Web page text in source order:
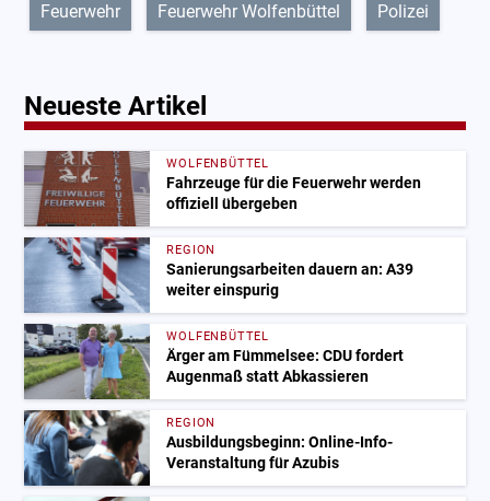
Feuerwehr Feuerwehr Wolfenbüttel Polizei
Neueste Artikel
WOLFENBÜTTEL
Fahrzeuge für die Feuerwehr werden
offiziell übergeben
REGION
Sanierungsarbeiten dauern an: A39
weiter einspurig
WOLFENBÜTTEL
Ärger am Fümmelsee: CDU fordert
Augenmaß statt Abkassieren
REGION
Ausbildungsbeginn: Online-Info-
Veranstaltung für Azubis